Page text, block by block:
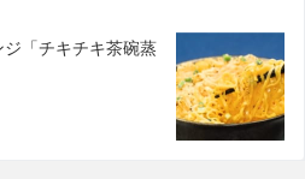
「チキチキ茶碗蒸